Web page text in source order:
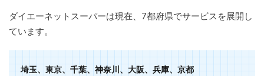
人・
おす
では
ない
人
ダイエーネットスーパーは現在、7都府県でサービスを展開し
ています。
埼玉、東京、千葉、神奈川、大阪、兵庫、京都